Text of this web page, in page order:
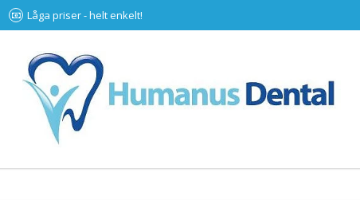
Låga priser - helt enkelt!